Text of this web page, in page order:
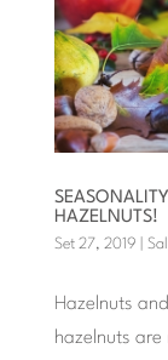
HAZELNUTS!
Set 27, 2019
Hazelnuts
hazelnuts